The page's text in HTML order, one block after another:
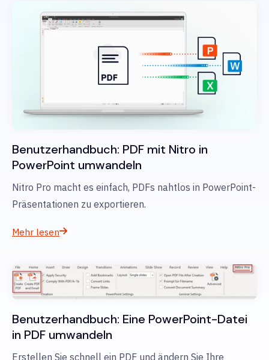
Benutzerhandbuch: PDF mit Nitro in
PowerPoint umwandeln
Nitro Pro macht es einfach, PDFs nahtlos in PowerPoint-
Präsentationen zu exportieren.
Mehr lesen
Benutzerhandbuch: Eine PowerPoint-Datei
in PDF umwandeln
Erstellen Sie schnell ein PDF und ändern Sie Ihre